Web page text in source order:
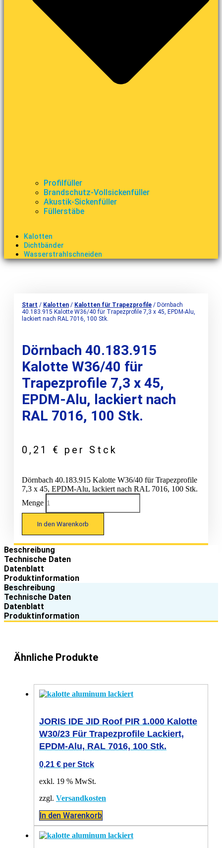
Profilfüller
Brandschutz-Vollsickenfüller
Akustik-Sickenfüller
Füllerstäbe
Kalotten
Dichtbänder
Wasserstrahlschneiden
Start / Kalotten / Kalotten für Trapezprofile / Dörnbach
40.183.915 Kalotte W36/40 für Trapezprofile 7,3 x 45, EPDM-Alu,
lackiert nach RAL 7016, 100 Stk.
Dörnbach 40.183.915
Kalotte W36/40 für
Trapezprofile 7,3 x 45,
EPDM-Alu, lackiert nach
RAL 7016, 100 Stk.
0,21 € per Stck
Dörnbach 40.183.915 Kalotte W36/40 für Trapezprofile
7,3 x 45, EPDM-Alu, lackiert nach RAL 7016, 100 Stk.
Menge
In den Warenkorb
Beschreibung
Technische Daten
Datenblatt
Produktinformation
Beschreibung
Technische Daten
Datenblatt
Produktinformation
Ähnliche Produkte
JORIS IDE JID Roof PIR 1.000 Kalotte
W30/23 Für Trapezprofile Lackiert,
EPDM-Alu, RAL 7016, 100 Stk.
0,21 € per Stck
exkl. 19 % MwSt.
zzgl. Versandkosten
In den Warenkorb